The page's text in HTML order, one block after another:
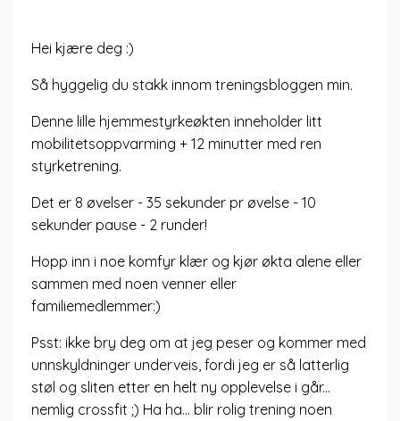
Hei kjære deg :)
Så hyggelig du stakk innom treningsbloggen min.
Denne lille hjemmestyrkeøkten inneholder litt
mobilitetsoppvarming + 12 minutter med ren
styrketrening.
Det er 8 øvelser - 35 sekunder pr øvelse - 10
sekunder pause - 2 runder!
Hopp inn i noe komfyr klær og kjør økta alene eller
sammen med noen venner eller
familiemedlemmer:)
Psst: ikke bry deg om at jeg peser og kommer med
unnskyldninger underveis, fordi jeg er så latterlig
støl og sliten etter en helt ny opplevelse i går...
nemlig crossfit ;) Ha ha... blir rolig trening noen